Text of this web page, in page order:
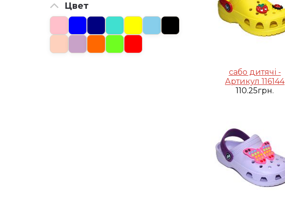
Цвет
сабо дитячі -
Артикул 116144
110.25грн.